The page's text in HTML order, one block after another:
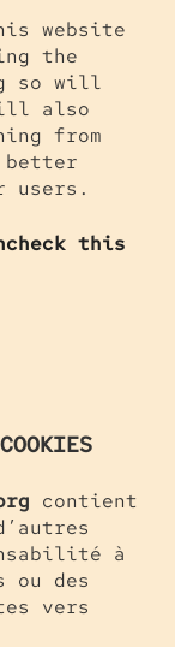
website
the
so will
also
from
better
users.
this
contient
à
ou des
vers